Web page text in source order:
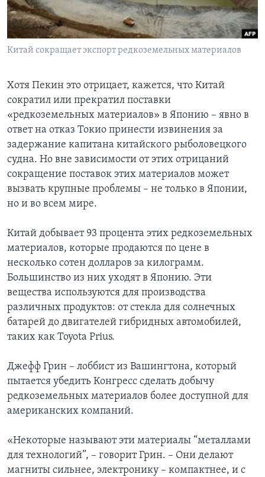
Learning English
СОЦИАЛЬНЫЕ СЕТИ
Языки
Китай сокращает экспорт редкоземельных материалов
Хотя Пекин это отрицает, кажется, что Китай
сократил или прекратил поставки
«редкоземельных материалов» в Японию – явно в
ответ на отказ Токио принести извинения за
задержание капитана китайского рыболовецкого
судна. Но вне зависимости от этих отрицаний
сокращение поставок этих материалов может
вызвать крупные проблемы – не только в Японии,
но и во всем мире.
Китай добывает 93 процента этих редкоземельных
материалов, которые продаются по цене в
несколько сотен долларов за килограмм.
Большинство из них уходят в Японию. Эти
вещества используются для производства
различных продуктов: от стекла для солнечных
батарей до двигателей гибридных автомобилей,
таких как Toyota Prius.
Джефф Грин – лоббист из Вашингтона, который
пытается убедить Конгресс сделать добычу
редкоземельных материалов более доступной для
американских компаний.
«Некоторые называют эти материалы “металлами
для технологий”, – говорит Грин. – Они делают
магниты сильнее, электронику – компактнее, и с